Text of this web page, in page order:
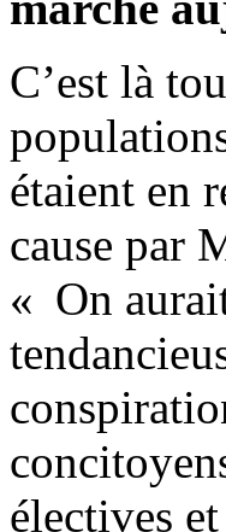
C’est là
étaient en
cause par
« On
électives